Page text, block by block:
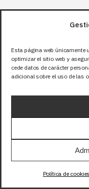
Esta página web únicamente
optimizar el sitio web y
cede datos de carácter
adicional sobre el uso de las
Política de
+34 672 12 83 12
info@bjflighting.com
Aviso legal
Política de cookies